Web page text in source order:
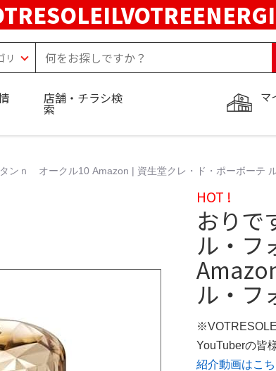
マ
店舗・チラシ検
索
ｎ オークル10 Amazon | 資生堂クレ・ド・ポーボーテ
HOT !
おり
ル・フ
ル・フ
YouTuberの皆
紹介動画はこ